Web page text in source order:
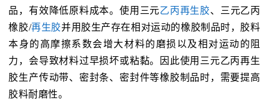
品，有效降低原料成本。使用三元乙丙再生胶、三元乙丙
橡胶/再生胶并用胶生产存在相对运动的橡胶制品时，胶料
本身的高摩擦系数会增大材料的磨损以及相对运动的阻
力，会导致材料过早损坏或粘黏。因此使用三元乙丙再生
胶生产传动带、密封条、密封件等橡胶制品时，需要提高
胶料耐磨性。